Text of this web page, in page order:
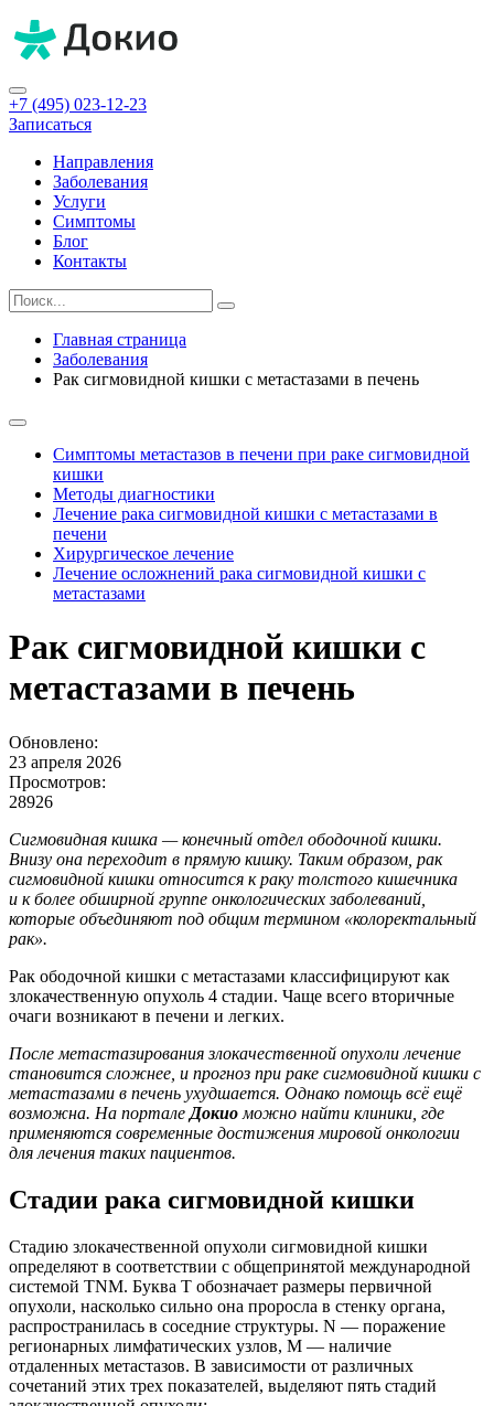
+7 (495) 023-12-23
Записаться
Направления
Заболевания
Услуги
Симптомы
Блог
Контакты
Главная страница
Заболевания
Рак сигмовидной кишки с метастазами в печень
Симптомы метастазов в печени при раке сигмовидной
кишки
Методы диагностики
Лечение рака сигмовидной кишки с метастазами в
печени
Хирургическое лечение
Лечение осложнений рака сигмовидной кишки с
метастазами
Рак сигмовидной кишки с
метастазами в печень
Обновлено:
23 апреля 2026
Просмотров:
28926
Сигмовидная кишка — конечный отдел ободочной кишки.
Внизу она переходит в прямую кишку. Таким образом, рак
сигмовидной кишки относится к раку толстого кишечника
и к более обширной группе онкологических заболеваний,
которые объединяют под общим термином «колоректальный
рак».
Рак ободочной кишки с метастазами классифицируют как
злокачественную опухоль 4 стадии. Чаще всего вторичные
очаги возникают в печени и легких.
После метастазирования злокачественной опухоли лечение
становится сложнее, и прогноз при раке сигмовидной кишки с
метастазами в печень ухудшается. Однако помощь всё ещё
возможна. На портале Докио можно найти клиники, где
применяются современные достижения мировой онкологии
для лечения таких пациентов.
Стадии рака сигмовидной кишки
Стадию злокачественной опухоли сигмовидной кишки
определяют в соответствии с общепринятой международной
системой TNM. Буква T обозначает размеры первичной
опухоли, насколько сильно она проросла в стенку органа,
распространилась в соседние структуры. N — поражение
регионарных лимфатических узлов, M — наличие
отдаленных метастазов. В зависимости от различных
сочетаний этих трех показателей, выделяют пять стадий